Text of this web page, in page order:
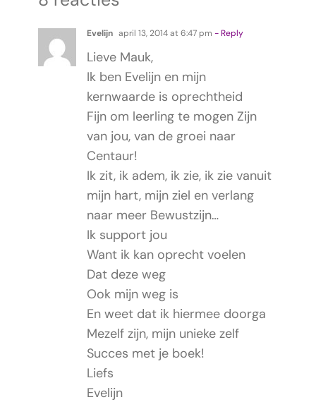
Evelijn april 13, 2014 at 6:47 pm - Reply
Lieve Mauk,
Ik ben Evelijn en mijn
kernwaarde is oprechtheid
Fijn om leerling te mogen Zijn
van jou, van de groei naar
Centaur!
Ik zit, ik adem, ik zie, ik zie vanuit
mijn hart, mijn ziel en verlang
naar meer Bewustzijn…
Ik support jou
Want ik kan oprecht voelen
Dat deze weg
Ook mijn weg is
En weet dat ik hiermee doorga
Mezelf zijn, mijn unieke zelf
Succes met je boek!
Liefs
Evelijn